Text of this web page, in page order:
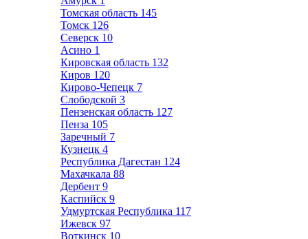
Томская область 145
Томск 126
Северск 10
Асино 1
Кировская область 132
Киров 120
Кирово-Чепецк 7
Слободской 3
Пензенская область 127
Пенза 105
Заречный 7
Кузнецк 4
Республика Дагестан 124
Махачкала 88
Дербент 9
Каспийск 9
Удмуртская Республика 117
Ижевск 97
Воткинск 10